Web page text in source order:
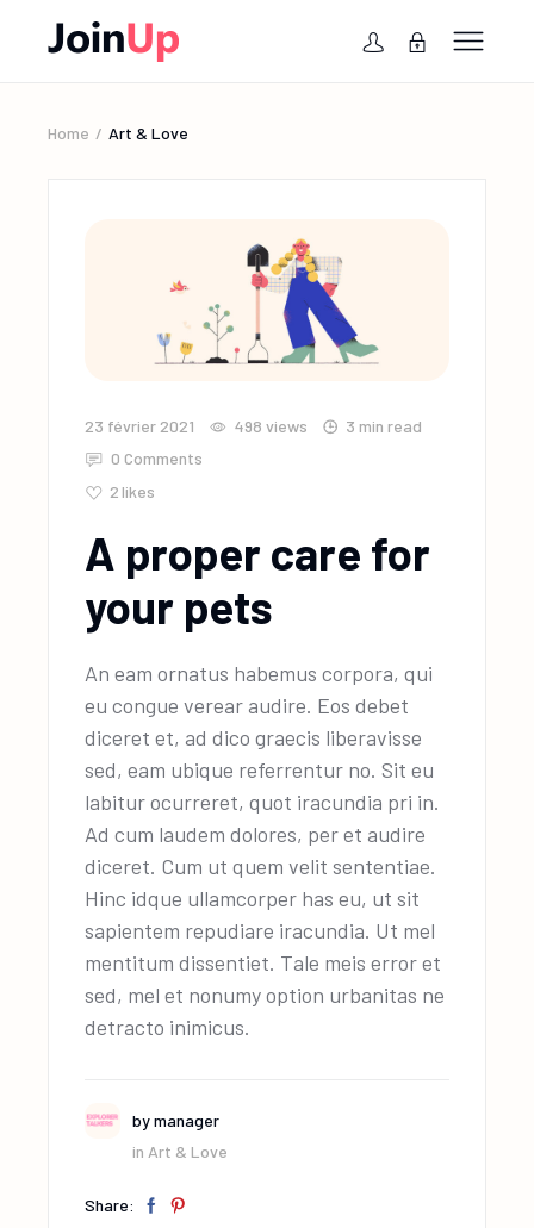
Home Art & Love
23 février 2021 498views
3 min read
0 Comments
2 likes
A proper care for
your pets
An eam ornatus habemus corpora, qui
eu congue verear audire. Eos debet
diceret et, ad dico graecis liberavisse
sed, eam ubique referrentur no. Sit eu
labitur ocurreret, quot iracundia pri in.
Ad cum laudem dolores, per et audire
diceret. Cum ut quem velit sententiae.
Hinc idque ullamcorper has eu, ut sit
sapientem repudiare iracundia. Ut mel
mentitum dissentiet. Tale meis error et
sed, mel et nonumy option urbanitas ne
detracto inimicus.
bymanager
in Art & Love
Share: